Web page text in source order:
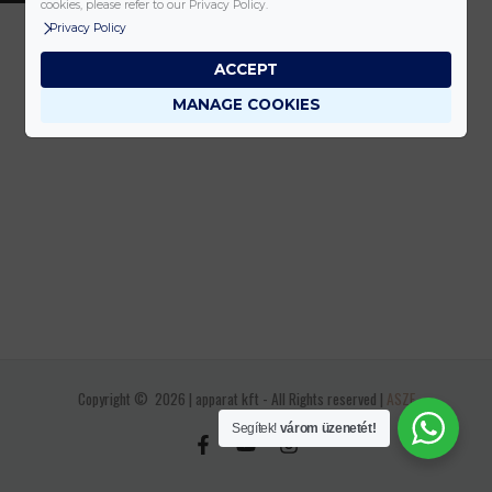
Copyright © 2026 | apparat kft - All Rights reserved | ASZF
Segítek! várom üzenetét!
cookies, please refer to our Privacy Policy.
Privacy Policy
MANAGE COOKIES
ACCEPT